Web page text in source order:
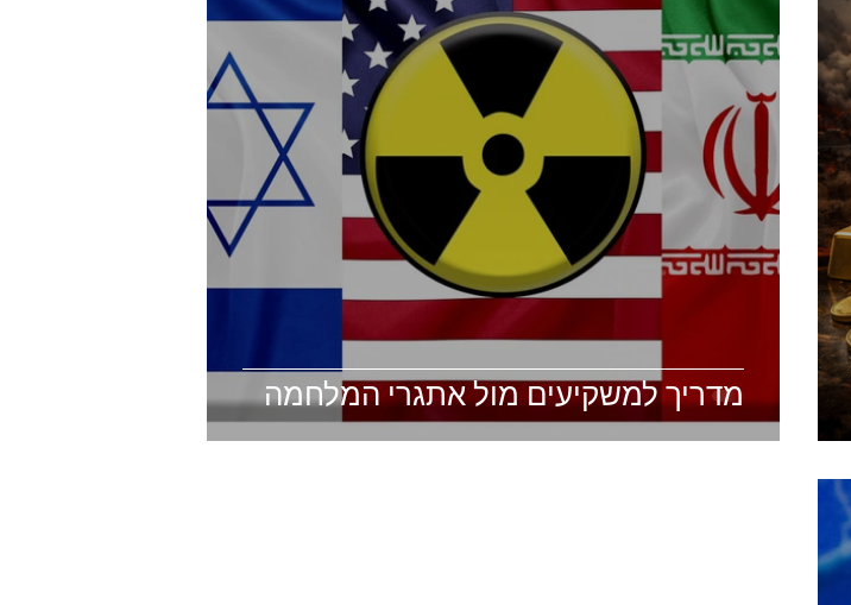
seasonal trend
מדריך למשקיעים מול אתגרי המלחמה